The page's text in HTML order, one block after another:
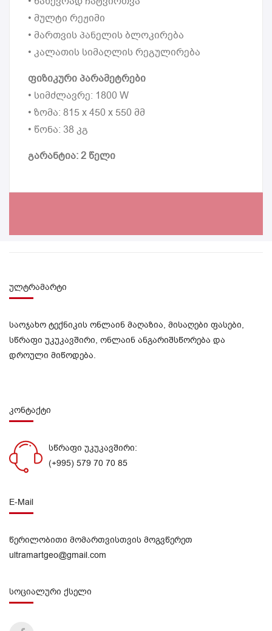
• მულტი რეჟიმი
• მართვის პანელის ბლოკირება
• კალათის სიმაღლის რეგულირება
ფიზიკური პარამეტრები
• სიმძლავრე: 1800 W
• ზომა: 815 x 450 x 550 მმ
• წონა: 38 კგ
გარანტია: 2 წელი
ულტრამარტი
საოჯახო ტექნიკის ონლაინ მაღაზია, მისაღები ფასები,
სწრაფი უკუკავშირი, ონლაინ ანგარიშსწორება და
დროული მიწოდება.
კონტაქტი
სწრაფი უკუკავშირი:
(+995) 579 70 70 85
E-Mail
წერილობითი მომართვისთვის მოგვწერეთ
ultramartgeo@gmail.com
სოციალური ქსელი